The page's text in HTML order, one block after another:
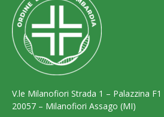
V.le Milanofiori Strada 1 – Palazzina F1
20057 – Milanofiori Assago (MI)